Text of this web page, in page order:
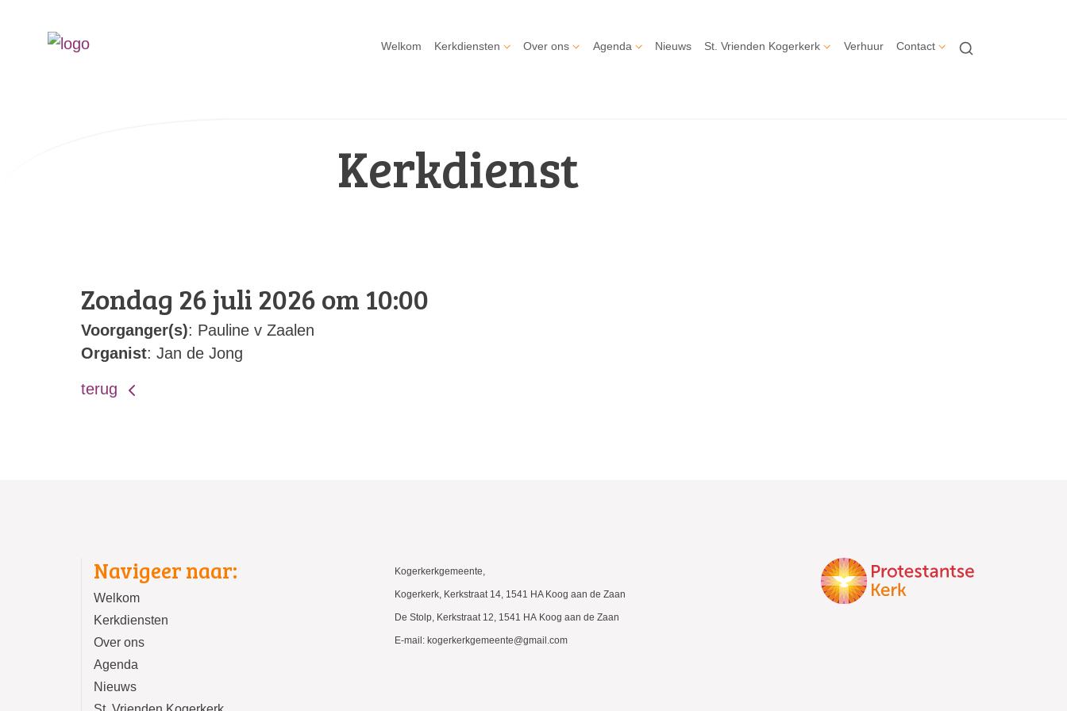
Welkom Kerkdiensten Over ons Agenda Nieuws St. Vrienden Kogerkerk Verhuur Contact
Kerkdienst
Zondag 26 juli 2026 om 10:00
Voorganger(s): Pauline v Zaalen
Organist: Jan de Jong
terug
Navigeer naar:
Welkom
Kerkdiensten
Over ons
Agenda
Nieuws
Kogerkerkgemeente,
Kogerkerk, Kerkstraat 14, 1541 HA Koog aan de Zaan
De Stolp, Kerkstraat 12, 1541 HA Koog aan de Zaan
E-mail: kogerkerkgemeente@gmail.com